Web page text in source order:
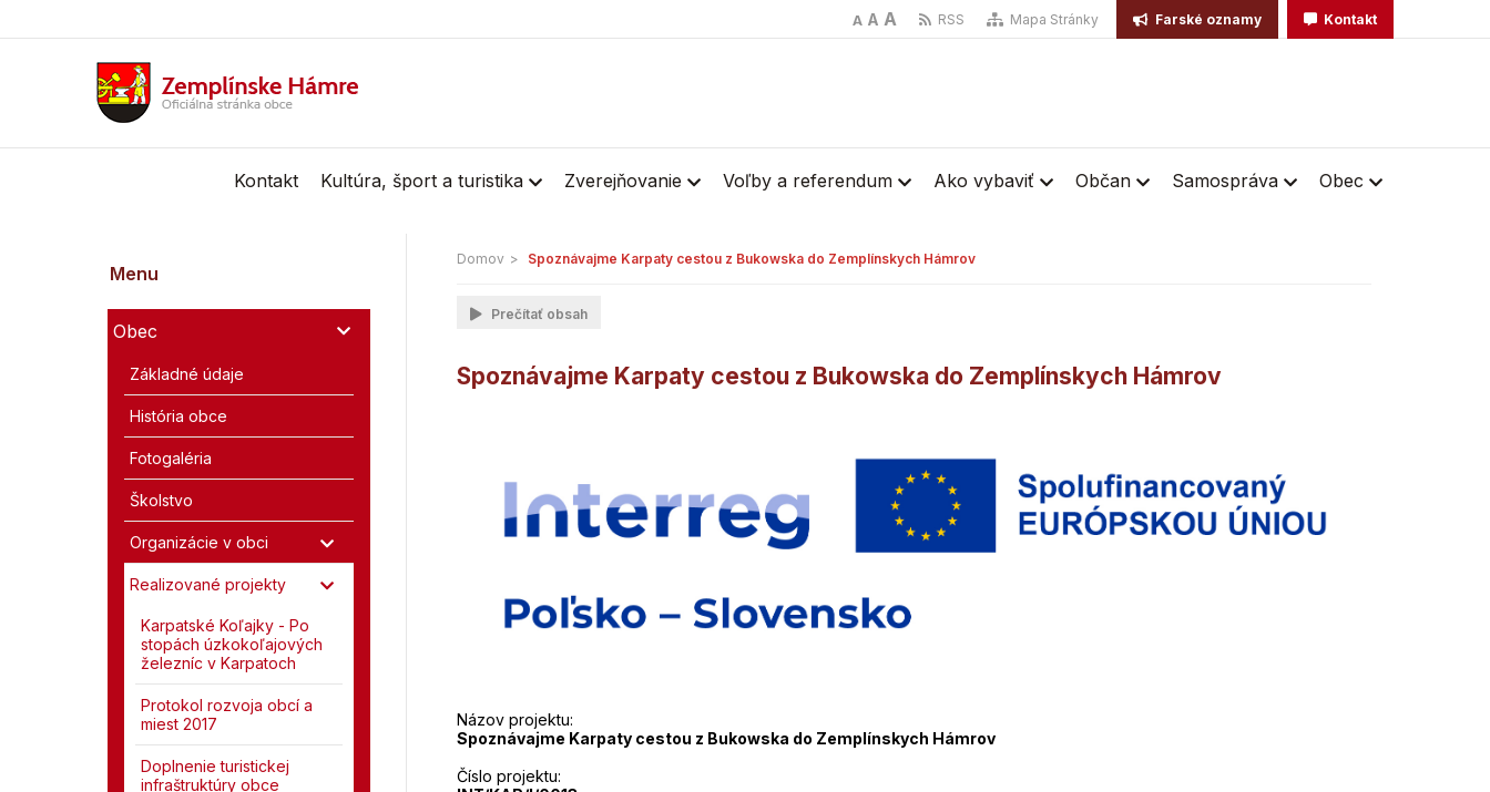
A A A RSS Mapa Stránky Farské oznamy Kontakt
Kontakt Kultúra, šport a turistika Zverejňovanie Voľby a referendum Ako vybaviť Občan Samospráva Obec
Menu
Obec
Základné údaje
História obce
Fotogaléria
Školstvo
Organizácie v obci
Realizované projekty
Karpatské Koľajky - Po
stopách úzkokoľajových
železníc v Karpatoch
Protokol rozvoja obcí a
miest 2017
Doplnenie turistickej
infraštruktúry obce
Domov > Spoznávajme Karpaty cestou z Bukowska do Zemplínskych Hámrov
Prečítať obsah
Spoznávajme Karpaty cestou z Bukowska do Zemplínskych Hámrov
Názov projektu:
Spoznávajme Karpaty cestou z Bukowska do Zemplínskych Hámrov
Číslo projektu: